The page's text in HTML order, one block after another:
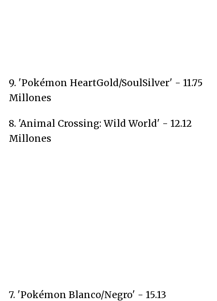
9. 'Pokémon HeartGold/SoulSilver' - 11.75
Millones
8. 'Animal Crossing: Wild World' - 12.12
Millones
7. 'Pokémon Blanco/Negro' - 15.13